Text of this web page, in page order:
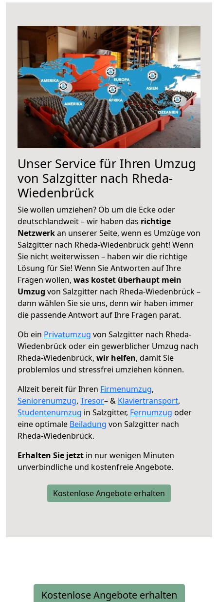
Unser Service für Ihren Umzug
von Salzgitter nach Rheda-
Wiedenbrück
Sie wollen umziehen? Ob um die Ecke oder
deutschlandweit – wir haben das richtige
Netzwerkan unserer Seite, wenn es Umzüge von
Salzgitter nach Rheda-Wiedenbrück geht! Wenn
Sie nicht weiterwissen – haben wir die richtige
Lösung für Sie! Wenn Sie Antworten auf Ihre
Fragen wollen, was kostet überhaupt mein
Umzug von Salzgitter nach Rheda-Wiedenbrück –
dann wählen Sie sie uns, denn wir haben immer
die passende Antwort auf Ihre Fragen parat.
Ob ein Privatumzug von Salzgitter nach Rheda-
Wiedenbrück oder ein gewerblicher Umzug nach
Rheda-Wiedenbrück, wir helfen, damit Sie
problemlos und stressfrei umziehen können.
Allzeit bereit für Ihren Firmenumzug,
Seniorenumzug, Tresor– & Klaviertransport,
Studentenumzug in Salzgitter, Fernumzug oder
eine optimale Beiladung von Salzgitter nach
Rheda-Wiedenbrück.
Erhalten Sie jetzt in nur wenigen Minuten
unverbindliche und kostenfreie Angebote.
Kostenlose Angebote erhalten
Kostenlose Angebote erhalten